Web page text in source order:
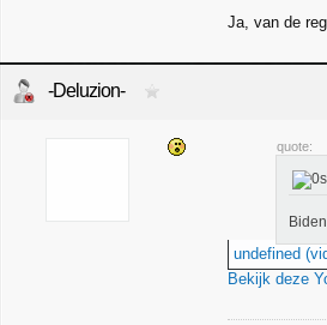
Ja, van de
-Deluzion-
quote:
undefined
Bekijk deze